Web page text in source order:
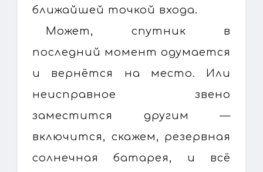
ближайшей точкой входа.
Может, спутник в
последний момент одумается
и вернётся на место. Или
неисправное звено
заместится другим —
включится, скажем, резервная
солнечная батарея, и всё